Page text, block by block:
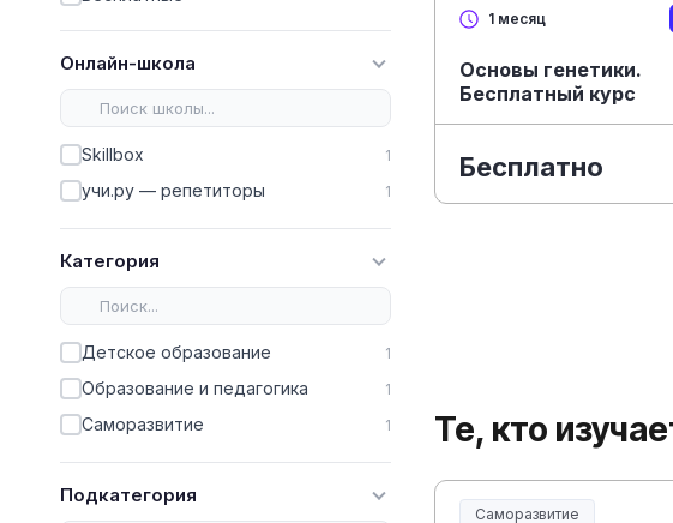
Онлайн-школа
Skillbox 1
учи.ру — репетиторы 1
Категория
Детское образование 1
Образование и педагогика 1
Саморазвитие 1
Подкатегория
1 месяц
Основы генетики.
Бесплатный курс
Бесплатно
Те, кто
Саморазвитие